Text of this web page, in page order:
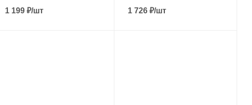
1 199₽/шт 1 726₽/шт